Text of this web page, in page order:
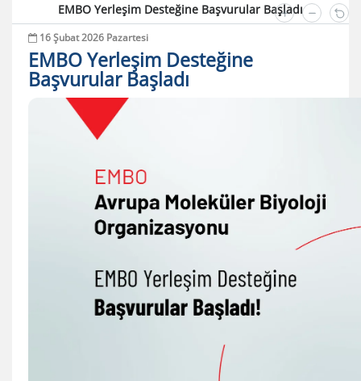
EMBO Yerleşim Desteğine Başvurular Başladı
16 Şubat 2026 Pazartesi
EMBO Yerleşim Desteğine
Başvurular Başladı